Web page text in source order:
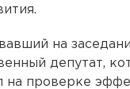
на
депутат,
на проверке